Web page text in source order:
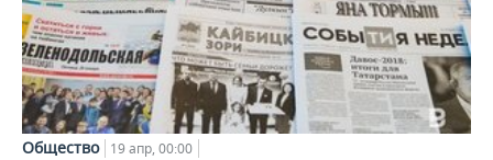
Общество 19 апр, 00:00